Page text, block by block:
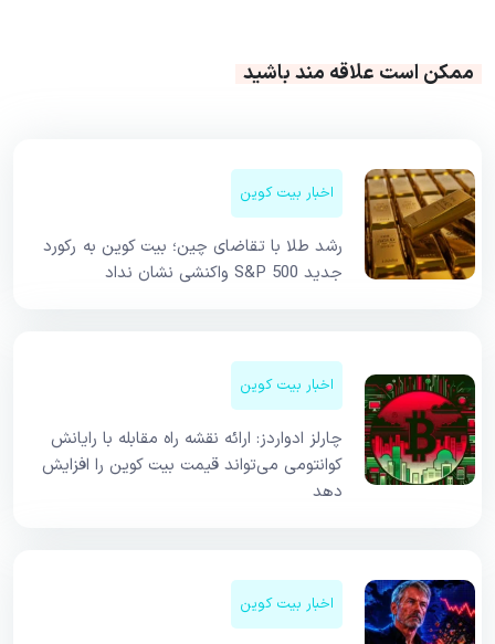
ممکن است علاقه مند باشید
اخبار بیت کوین
رشد طلا با تقاضای چین؛ بیت کوین به رکورد
جدید S&P 500 واکنشی نشان نداد
اخبار بیت کوین
چارلز ادواردز: ارائه نقشه راه مقابله با رایانش
کوانتومی می‌تواند قیمت بیت کوین را افزایش
دهد
اخبار بیت کوین